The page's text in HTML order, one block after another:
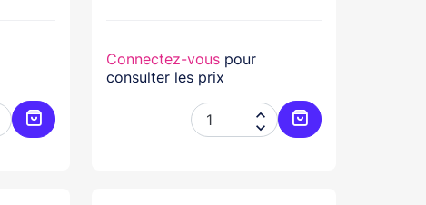
Ajouter au panier
Connectez-vous pour
consulter les prix


Ajouter au panier